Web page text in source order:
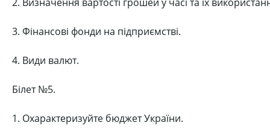
3. Фінансові фонди на підприємстві.
4. Види валют.
Білет №5.
1. Охарактеризуйте бюджет України.